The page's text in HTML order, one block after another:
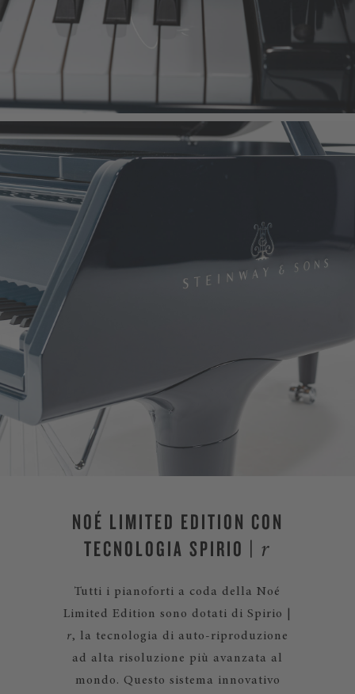
NOÉ LIMITED EDITION CON
TECNOLOGIA SPIRIO | r
Tutti i pianoforti a coda della Noé
Limited Edition sono dotati di Spirio |
r, la tecnologia di auto-riproduzione
ad alta risoluzione più avanzata al
mondo. Questo sistema innovativo